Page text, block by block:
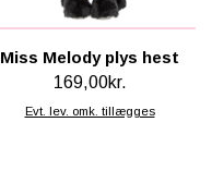
Miss Melody plys hest
169,00kr.
Evt. lev. omk. tillægges